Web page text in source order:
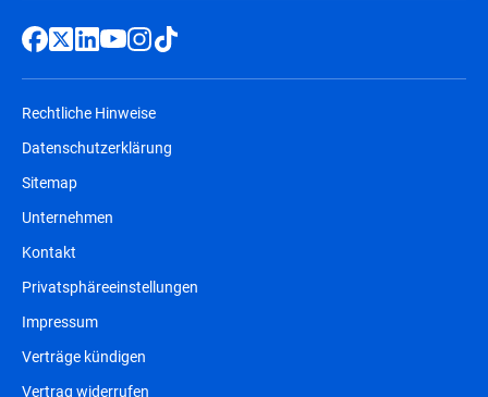
Rechtliche Hinweise
Datenschutzerklärung
Sitemap
Unternehmen
Kontakt
Privatsphäreeinstellungen
Impressum
Verträge kündigen
Vertrag widerrufen